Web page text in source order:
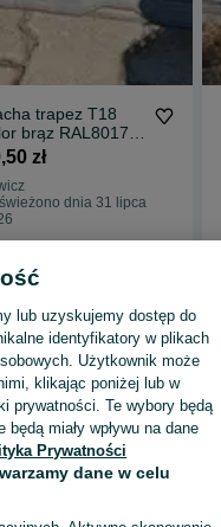
trapez T18
brąz RAL8017
garaże/gospoda
zł
dnia 31 lipca
Pokrycia dachowe
Pokrycia
Wyświetlenia:
Wyślij wiadomość
lub uzyskujemy dostęp do
identyfikatory w plikach
Użytkownik może
klikając poniżej lub w
prywatności. Te wybory będą
miały wpływu na dane
Prywatności
dane w celu